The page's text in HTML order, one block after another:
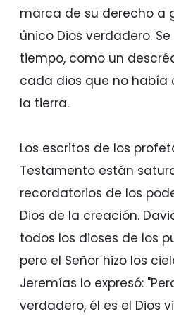
marca de su derecho a
único Dios verdadero.
tiempo, como un
cada dios que no había
la tierra.
Los escritos de los
Testamento están
recordatorios de los
Dios de la creación.
todos los dioses de los
pero el Señor hizo los
Jeremías lo expresó:
verdadero, él es el Dios